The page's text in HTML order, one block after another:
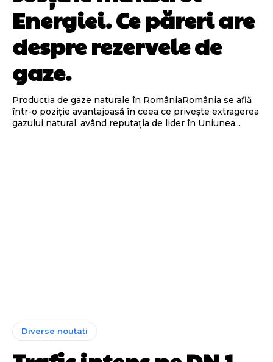
Energiei. Ce păreri are
despre rezervele de
gaze.
Producția de gaze naturale în RomâniaRomânia se află
într-o poziție avantajoasă în ceea ce privește extragerea
gazului natural, având reputația de lider în Uniunea...
Diverse noutati